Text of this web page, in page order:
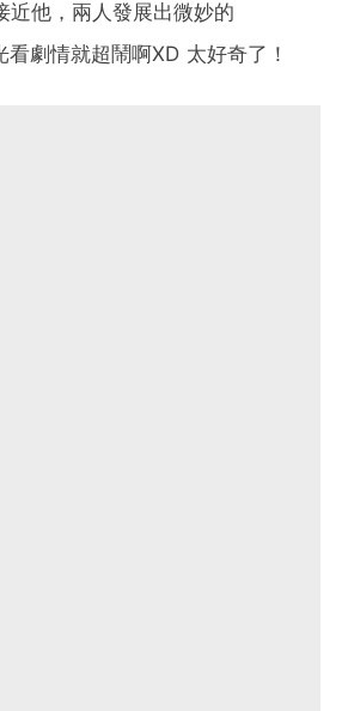
近他，兩人發展出微妙的
劇情就超鬧啊XD 太好奇了！